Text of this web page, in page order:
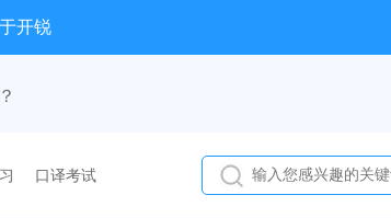
开锐
口译考试